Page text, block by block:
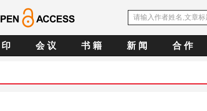
会 议 书 籍 新 闻 合 作